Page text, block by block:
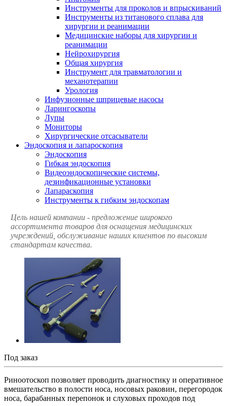
Инструменты для проколов и впрыскиваний
Инструменты из титанового сплава для
хирургии и реанимации
Медицинские наборы для хирургии и
реанимации
Нейрохирургия
Общая хирургия
Инструмент для травматологии и
механотерапии
Урология
Инфузионные шприцевые насосы
Ларингоскопы
Лупы
Мониторы
Хирургические отсасыватели
Эндоскопия и лапароскопия
Эндоскопия
Гибкая эндоскопия
Видеоэндоскопические системы,
дезинфикационные установки
Лапараскопия
Инструменты к гибким эндоскопам
Цель нашей компании - предложение широкого
ассортимента товаров для оснащения медицинских
учреждений, обслуживание наших клиентов по высоким
стандартам качества.
Под заказ
Риноотоскоп позволяет проводить диагностику и оперативное
вмешательство в полости носа, носовых раковин, перегородок
носа, барабанных перепонок и слуховых проходов под